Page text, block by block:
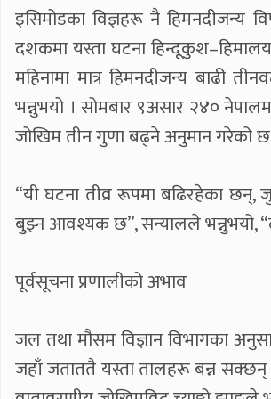
इसिमोडका विज्ञहरू नै
दशकमा यस्ता घटना
महिनामा मात्र हिमनदीजन्य बाढी
भन्नुभयो । सोमबार ९असार २४०
जोखिम तीन गुणा बढ्ने अनुमान गरेको छ
“यी घटना तीव्र रूपमा बढिरहेका
बुझ्न आवश्यक छ”, सन्यालले भन्नुभयो,
पूर्वसूचना प्रणालीको अभाव
जल तथा मौसम विज्ञान विभागका
जहाँ जताततै यस्ता तालहरू बन्न सक्छन्